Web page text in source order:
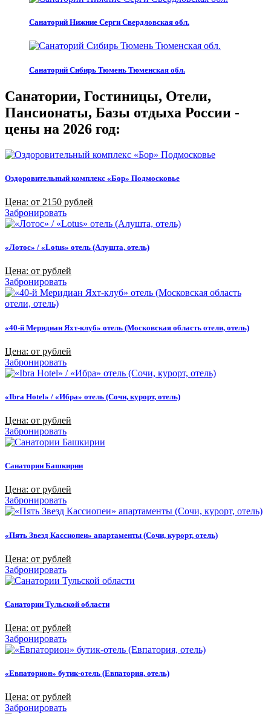
Санаторий Нижние Серги Свердловская обл.
Санаторий Сибирь Тюмень Тюменская обл.
Санатории, Гостиницы, Отели,
Пансионаты, Базы отдыха России -
цены на 2026 год:
Оздоровительный комплекс «Бор» Подмосковье
Цена: от 2150 рублей
Забронировать
«Лотос» / «Lotus» отель (Алушта, отель)
Цена: от рублей
Забронировать
«40-й Меридиан Яхт-клуб» отель (Московская область отели, отель)
Цена: от рублей
Забронировать
«Ibra Hotel» / «Ибра» отель (Сочи, курорт, отель)
Цена: от рублей
Забронировать
Санатории Башкирии
Цена: от рублей
Забронировать
«Пять Звезд Кассиопеи» апартаменты (Сочи, курорт, отель)
Цена: от рублей
Забронировать
Санатории Тульской области
Цена: от рублей
Забронировать
«Евпаторион» бутик-отель (Евпатория, отель)
Цена: от рублей
Забронировать